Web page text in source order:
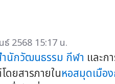
2568 15:17 น.
ำนักวัฒนธรรม กีฬา และก
ดยสารภายในหอสมุดเมือ